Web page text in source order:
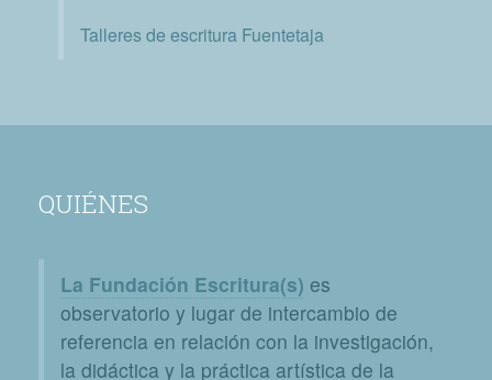
Talleres de escritura Fuentetaja
QUIÉNES
La Fundación Escritura(s) es
observatorio y lugar de intercambio de
referencia en relación con la investigación,
la didáctica y la práctica artística de la